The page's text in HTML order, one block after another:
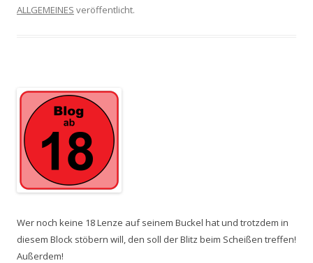
ALLGEMEINES veröffentlicht.
Wer noch keine 18 Lenze auf seinem Buckel hat und trotzdem in
diesem Block stöbern will, den soll der Blitz beim Scheißen treffen!
Außerdem!